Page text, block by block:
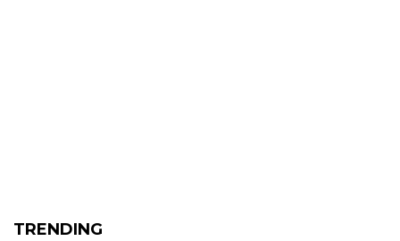
TRENDING